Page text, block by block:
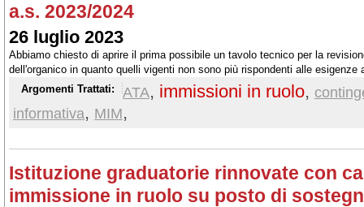
a.s. 2023/2024
26 luglio 2023
Abbiamo chiesto di aprire il prima possibile un tavolo tecnico per la
dell'organico in quanto quelli vigenti non sono più rispondenti alle esigenze
Segreterie scolastiche
Argomenti Trattati: ATA, immissioni in ruolo,
informativa, MIM,
Istituzione graduatorie rinnovate con
immissione in ruolo su posto di